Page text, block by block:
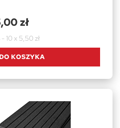
zł
10 x 5,50 zł
KOSZYKA